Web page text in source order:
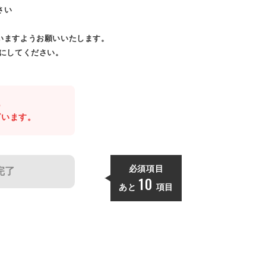
い
すようお願いいたします。
してください。
ます。
了 必須項目
あと 10 項目